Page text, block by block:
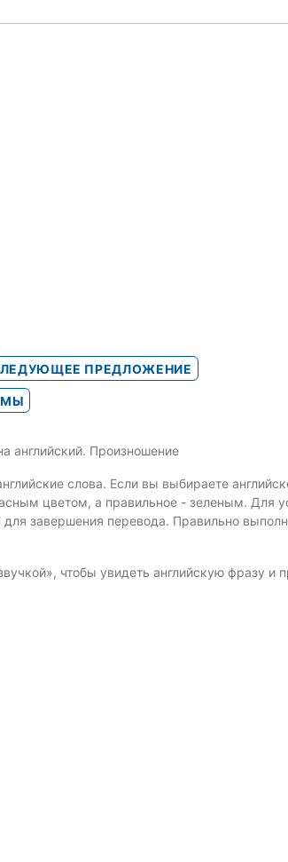
ПРЕДЛОЖЕНИЕ
английский. Произношение
слова. Если вы выбираете
цветом, а правильное - зеленым. Для
завершения перевода. Правильно
чтобы увидеть английскую фразу